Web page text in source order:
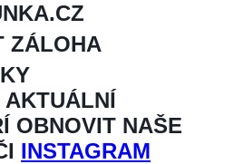
ZÁLOHA
OBNOVIT NAŠE
INSTAGRAM